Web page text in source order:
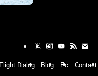
Flight Dialog Blog Ec Contact